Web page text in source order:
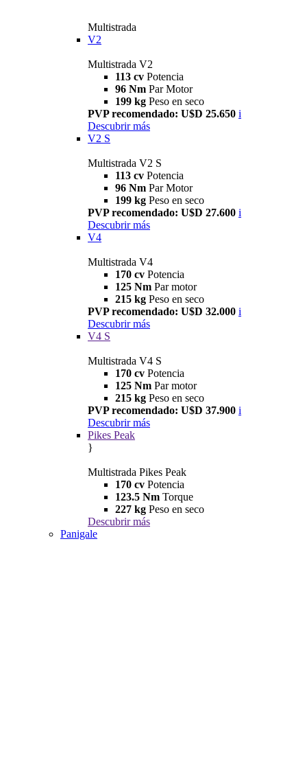
Multistrada
V2
Multistrada V2
113 cv Potencia
96 Nm Par Motor
199 kg Peso en seco
PVP recomendado: U$D 25.650 i
Descubrir más
V2 S
Multistrada V2 S
113 cv Potencia
96 Nm Par Motor
199 kg Peso en seco
PVP recomendado: U$D 27.600 i
Descubrir más
V4
Multistrada V4
170 cv Potencia
125 Nm Par motor
215 kg Peso en seco
PVP recomendado: U$D 32.000 i
Descubrir más
V4 S
Multistrada V4 S
170 cv Potencia
125 Nm Par motor
215 kg Peso en seco
PVP recomendado: U$D 37.900 i
Descubrir más
Pikes Peak
}
Multistrada Pikes Peak
170 cv Potencia
123.5 Nm Torque
227 kg Peso en seco
Descubrir más
Panigale